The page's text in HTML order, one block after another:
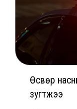
Өсвөр
зугтжээ